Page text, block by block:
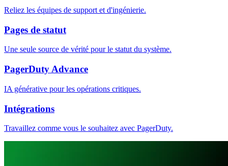
Reliez les équipes de support et d'ingénierie.
Pages de statut
Une seule source de vérité pour le statut du système.
PagerDuty Advance
IA générative pour les opérations critiques.
Intégrations
Travaillez comme vous le souhaitez avec PagerDuty.